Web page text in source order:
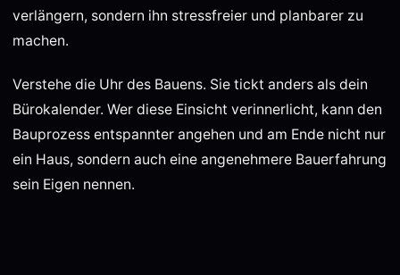
verlängern, sondern ihn stressfreier und planbarer zu
machen.
Verstehe die Uhr des Bauens. Sie tickt anders als dein
Bürokalender. Wer diese Einsicht verinnerlicht, kann den
Bauprozess entspannter angehen und am Ende nicht nur
ein Haus, sondern auch eine angenehmere Bauerfahrung
sein Eigen nennen.